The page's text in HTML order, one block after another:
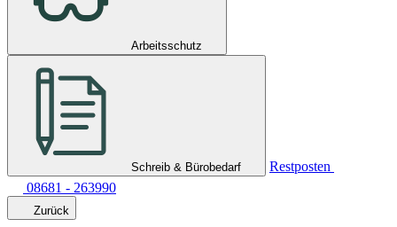
Arbeitsschutz
Schreib & Bürobedarf
Restposten
08681 - 263990
Zurück